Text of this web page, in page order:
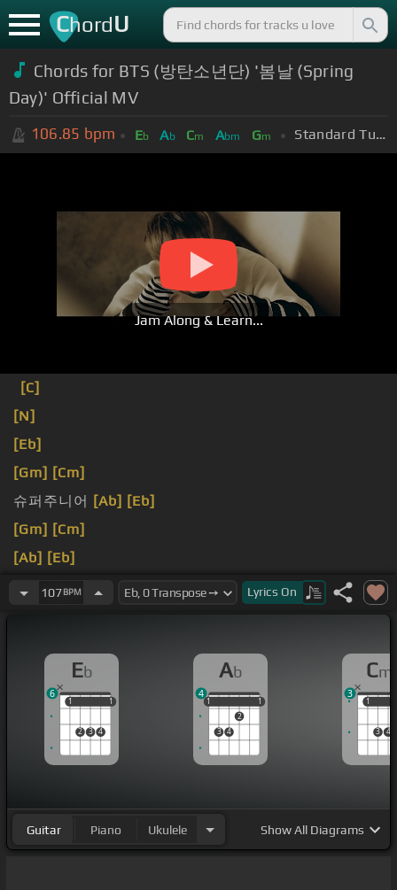
ChordU
Chords for BTS (방탄소년단) '봄날 (Spring
Day)' Official MV
106.85 bpm Eb Ab Cm Abm Gm Standard Tuning (EADGBE)
Jam Along & Learn...
[C]
[N]
[Eb]
[Gm] [Cm]
슈퍼주니어
[Ab] [Eb]
[Gm] [Cm]
[Ab] [Eb]
[Gm] [Cm]
107BPM Lyrics On
Eb
1
2 3 4
1
1 1
6
Ab
1
3 4
2
1
1 1
4
Cm
1
3 4
1
3
Guitar Piano Ukulele ShowAll Diagrams